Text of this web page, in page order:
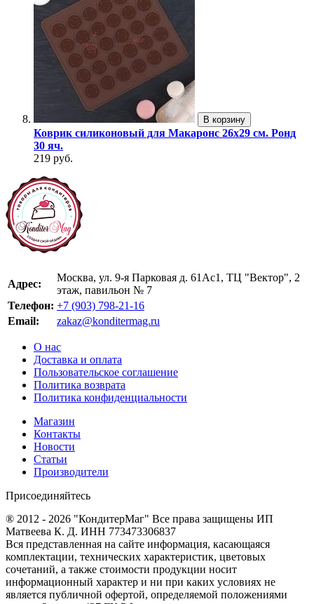
В корзину
Коврик силиконовый для Макаронс 26х29 см. Ронд
30 яч.
219 руб.
Адрес:
Москва, ул. 9-я Парковая д. 61Ас1, ТЦ "Вектор", 2
этаж, павильон № 7
Телефон: +7 (903) 798-21-16
Email:
zakaz@konditermag.ru
О нас
Доставка и оплата
Пользовательское соглашение
Политика возврата
Политика конфиденциальности
Магазин
Контакты
Новости
Статьи
Производители
Присоединяйтесь
® 2012 - 2026 "КондитерМаг" Все права защищены ИП
Матвеева К. Д. ИНН 773473306837
Вся представленная на сайте информация, касающаяся
комплектации, технических характеристик, цветовых
сочетаний, а также стоимости продукции носит
информационный характер и ни при каких условиях не
является публичной офертой, определяемой положениями